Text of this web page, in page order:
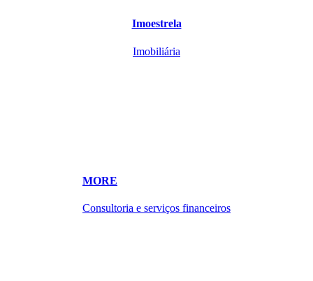
Imoestrela
Imobiliária
MORE
Consultoria e serviços financeiros